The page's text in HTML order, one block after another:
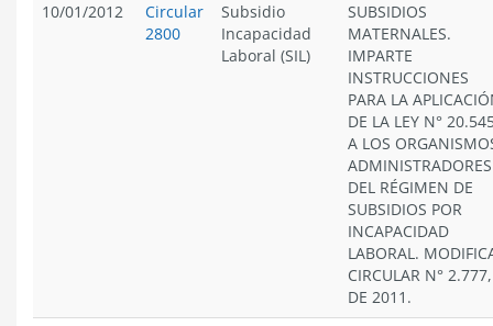
10/01/2012
Circular
2800
Subsidio
Incapacidad
Laboral (SIL)
SUBSIDIOS
MATERNALES.
IMPARTE
INSTRUCCIONES
PARA LA
DE LA LEY N°
A LOS
ADMINISTRADORES
DEL RÉGIMEN DE
SUBSIDIOS POR
INCAPACIDAD
LABORAL.
CIRCULAR N° 2.777,
DE 2011.